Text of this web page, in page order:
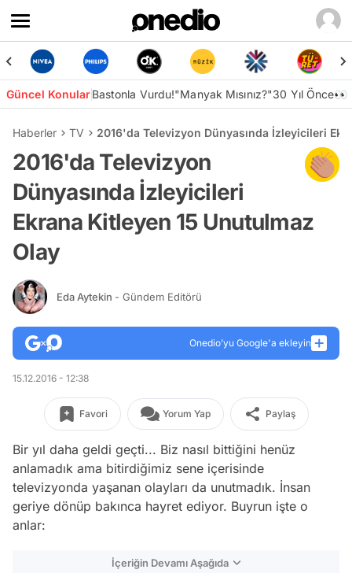
Güncel KonularBastonla Vurdu!"Manyak Mısınız?"30 Yıl Önce👀
Haberler TV 2016'da Televizyon Dünyasında İzleyicileri
2016'da Televizyon
Dünyasında İzleyicileri
Ekrana Kitleyen 15 Unutulmaz
Olay
Eda Aytekin - Gündem Editörü
Onedio’yu Google'a ekleyin
15.12.2016 - 12:38
Favori Yorum Yap Paylaş
Bir yıl daha geldi geçti... Biz nasıl bittiğini henüz
anlamadık ama bitirdiğimiz sene içerisinde
televizyonda yaşanan olayları da unutmadık. İnsan
geriye dönüp bakınca hayret ediyor. Buyrun işte o
anlar:
İçeriğin Devamı Aşağıda